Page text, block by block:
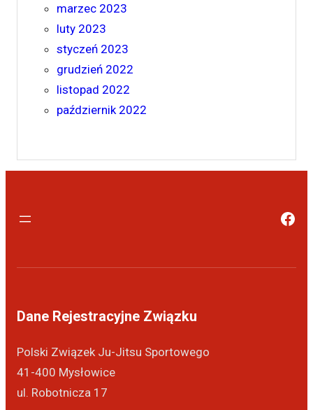
marzec 2023
luty 2023
styczeń 2023
grudzień 2022
listopad 2022
październik 2022
Dane Rejestracyjne Związku
Polski Związek Ju-Jitsu Sportowego
41-400 Mysłowice
ul. Robotnicza 17